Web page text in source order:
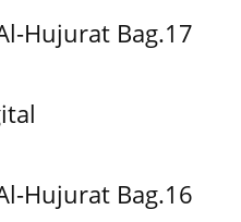
Hujurat Bag.17
Hujurat Bag.16